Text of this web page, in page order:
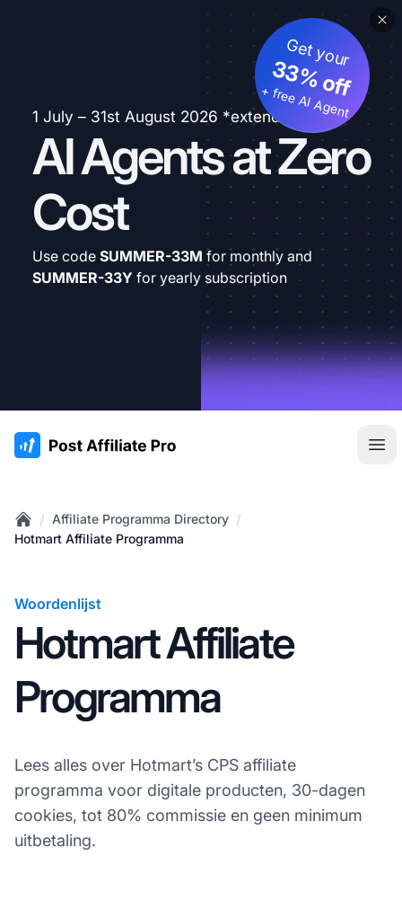
1 July – 31st August 2026 *extended
AI Agents at Zero
Cost
Get your
33% off
+ free AI Agent
Use code SUMMER-33M for monthly and
SUMMER-33Y for yearly subscription
:site.title
Home
/ Affiliate Programma Directory /
Hotmart Affiliate Programma
Woordenlijst
Hotmart Affiliate
Programma
Lees alles over Hotmart’s CPS affiliate
programma voor digitale producten, 30-dagen
cookies, tot 80% commissie en geen minimum
uitbetaling.